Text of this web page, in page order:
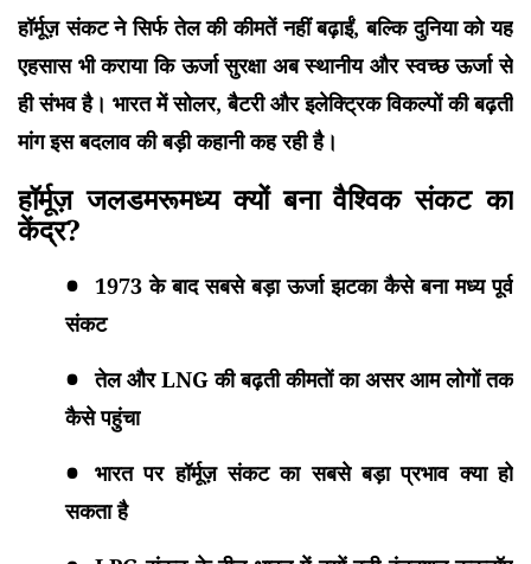
हॉर्मूज़ संकट ने सिर्फ तेल की कीमतें नहीं बढ़ाईं, बल्कि दुनिया को यह
एहसास भी कराया कि ऊर्जा सुरक्षा अब स्थानीय और स्वच्छ ऊर्जा से
ही संभव है। भारत में सोलर, बैटरी और इलेक्ट्रिक विकल्पों की बढ़ती
मांग इस बदलाव की बड़ी कहानी कह रही है।
हॉर्मूज़ जलडमरूमध्य क्यों बना वैश्विक संकट का
केंद्र?
1973 के बाद सबसे बड़ा ऊर्जा झटका कैसे बना मध्य पूर्व
संकट
तेल और LNG की बढ़ती कीमतों का असर आम लोगों तक
कैसे पहुंचा
भारत पर हॉर्मूज़ संकट का सबसे बड़ा प्रभाव क्या हो
सकता है